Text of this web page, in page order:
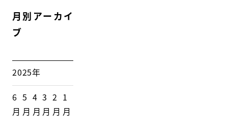
月別アーカイ
ブ
2025年
6
月
5
月
4
月
3
月
2
月
1
月